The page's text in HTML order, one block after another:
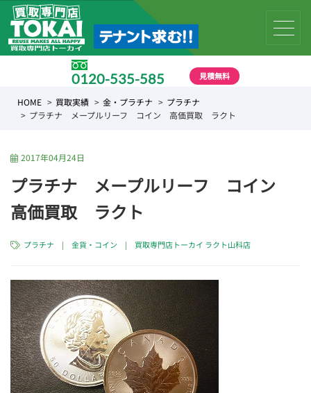
0120-535-585 見積無料
HOME 買取実績 金・プラチナ
プラチナ
プラチナ メープルリーフ コイン 高価買取 ラクト
2017年04月24日
プラチナ メープルリーフ コイン
高価買取 ラクト
プラチナ |金貨・コイン | 買取専門店トーカイ ラクト山科店